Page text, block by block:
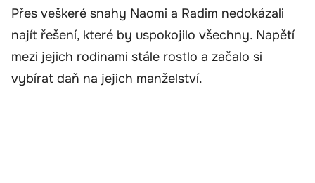
Přes veškeré snahy Naomi a Radim nedokázali
najít řešení, které by uspokojilo všechny. Napětí
mezi jejich rodinami stále rostlo a začalo si
vybírat daň na jejich manželství.